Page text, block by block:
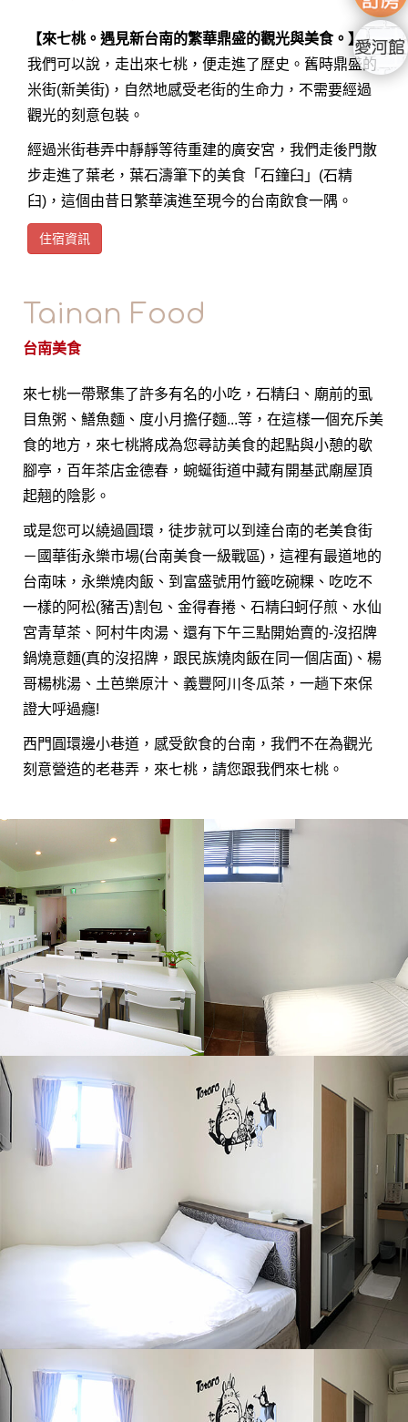
【來七桃。遇見新台南的繁華鼎盛的觀光與美食。】
我們可以說，走出來七桃，便走進了歷史。舊時鼎盛的
米街(新美街)，自然地感受老街的生命力，不需要經過
觀光的刻意包裝。
經過米街巷弄中靜靜等待重建的廣安宮，我們走後門散
步走進了葉老，葉石濤筆下的美食「石鐘臼」(石精
臼)，這個由昔日繁華演進至現今的台南飲食一隅。
住宿資訊
Tainan Food
台南美食
來七桃一帶聚集了許多有名的小吃，石精臼、廟前的虱
目魚粥、鱔魚麵、度小月擔仔麵...等，在這樣一個充斥美
食的地方，來七桃將成為您尋訪美食的起點與小憩的歇
腳亭，百年茶店金德春，蜿蜒街道中藏有開基武廟屋頂
起翹的陰影。
或是您可以繞過圓環，徒步就可以到達台南的老美食街
－國華街永樂市場(台南美食一級戰區)，這裡有最道地的
台南味，永樂燒肉飯、到富盛號用竹籤吃碗粿、吃吃不
一樣的阿松(豬舌)割包、金得春捲、石精臼蚵仔煎、水仙
宮青草茶、阿村牛肉湯、還有下午三點開始賣的-沒招牌
鍋燒意麵(真的沒招牌，跟民族燒肉飯在同一個店面)、楊
哥楊桃湯、土芭樂原汁、義豐阿川冬瓜茶，一趟下來保
證大呼過癮!
西門圓環邊小巷道，感受飲食的台南，我們不在為觀光
刻意營造的老巷弄，來七桃，請您跟我們來七桃。